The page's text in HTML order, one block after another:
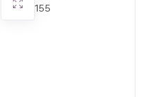
155